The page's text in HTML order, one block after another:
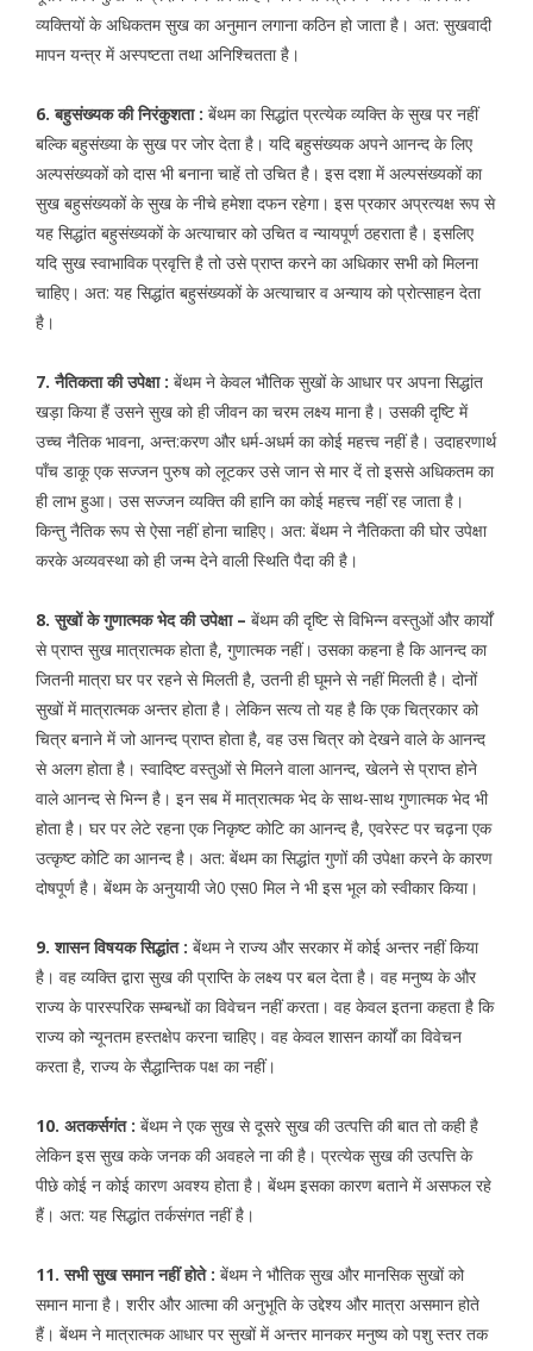
व्यक्तियों के अधिकतम सुख का अनुमान लगाना कठिन हो जाता है। अत: सुखवादी
मापन यन्त्र में अस्पष्टता तथा अनिश्चितता है।
6. बहुसंख्यक की निरंकुशता : बेंथम का सिद्धांत प्रत्येक व्यक्ति के सुख पर नहीं
बल्कि बहुसंख्या के सुख पर जोर देता है। यदि बहुसंख्यक अपने आनन्द के लिए
अल्पसंख्यकों को दास भी बनाना चाहें तो उचित है। इस दशा में अल्पसंख्यकों का
सुख बहुसंख्यकों के सुख के नीचे हमेशा दफन रहेगा। इस प्रकार अप्रत्यक्ष रूप से
यह सिद्धांत बहुसंख्यकों के अत्याचार को उचित व न्यायपूर्ण ठहराता है। इसलिए
यदि सुख स्वाभाविक प्रवृत्ति है तो उसे प्राप्त करने का अधिकार सभी को मिलना
चाहिए। अत: यह सिद्धांत बहुसंख्यकों के अत्याचार व अन्याय को प्रोत्साहन देता
है।
7. नैतिकता की उपेक्षा : बेंथम ने केवल भौतिक सुखों के आधार पर अपना सिद्धांत
खड़ा किया हैं उसने सुख को ही जीवन का चरम लक्ष्य माना है। उसकी दृष्टि में
उच्च नैतिक भावना, अन्त:करण और धर्म-अधर्म का कोई महत्त्व नहीं है। उदाहरणार्थ
पाँच डाकू एक सज्जन पुरुष को लूटकर उसे जान से मार दें तो इससे अधिकतम का
ही लाभ हुआ। उस सज्जन व्यक्ति की हानि का कोई महत्त्व नहीं रह जाता है।
किन्तु नैतिक रूप से ऐसा नहीं होना चाहिए। अत: बेंथम ने नैतिकता की घोर उपेक्षा
करके अव्यवस्था को ही जन्म देने वाली स्थिति पैदा की है।
8. सुखों के गुणात्मक भेद की उपेक्षा – बेंथम की दृष्टि से विभिन्न वस्तुओं और कार्यों
से प्राप्त सुख मात्रात्मक होता है, गुणात्मक नहीं। उसका कहना है कि आनन्द का
जितनी मात्रा घर पर रहने से मिलती है, उतनी ही घूमने से नहीं मिलती है। दोनों
सुखों में मात्रात्मक अन्तर होता है। लेकिन सत्य तो यह है कि एक चित्रकार को
चित्र बनाने में जो आनन्द प्राप्त होता है, वह उस चित्र को देखने वाले के आनन्द
से अलग होता है। स्वादिष्ट वस्तुओं से मिलने वाला आनन्द, खेलने से प्राप्त होने
वाले आनन्द से भिन्न है। इन सब में मात्रात्मक भेद के साथ-साथ गुणात्मक भेद भी
होता है। घर पर लेटे रहना एक निकृष्ट कोटि का आनन्द है, एवरेस्ट पर चढ़ना एक
उत्कृष्ट कोटि का आनन्द है। अत: बेंथम का सिद्धांत गुणों की उपेक्षा करने के कारण
दोषपूर्ण है। बेंथम के अनुयायी जे0 एस0 मिल ने भी इस भूल को स्वीकार किया।
9. शासन विषयक सिद्धांत : बेंथम ने राज्य और सरकार में कोई अन्तर नहीं किया
है। वह व्यक्ति द्वारा सुख की प्राप्ति के लक्ष्य पर बल देता है। वह मनुष्य के और
राज्य के पारस्परिक सम्बन्धों का विवेचन नहीं करता। वह केवल इतना कहता है कि
राज्य को न्यूनतम हस्तक्षेप करना चाहिए। वह केवल शासन कार्यों का विवेचन
करता है, राज्य के सैद्धान्तिक पक्ष का नहीं।
10. अतकर्सगंत : बेंथम ने एक सुख से दूसरे सुख की उत्पत्ति की बात तो कही है
लेकिन इस सुख कके जनक की अवहले ना की है। प्रत्येक सुख की उत्पत्ति के
पीछे कोई न कोई कारण अवश्य होता है। बेंथम इसका कारण बताने में असफल रहे
हैं। अत: यह सिद्धांत तर्कसंगत नहीं है।
11. सभी सुख समान नहीं होते : बेंथम ने भौतिक सुख और मानसिक सुखों को
समान माना है। शरीर और आत्मा की अनुभूति के उद्देश्य और मात्रा असमान होते
हैं। बेंथम ने मात्रात्मक आधार पर सुखों में अन्तर मानकर मनुष्य को पशु स्तर तक